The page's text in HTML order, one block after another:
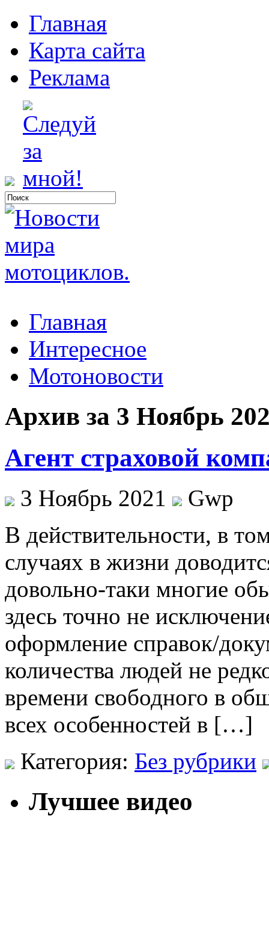
Главная
Карта сайта
Реклама
Главная
Интересное
Мотоновости
Архив за 3 Ноябрь
Агент страховой
3 Ноябрь 2021
Gwp
В дeйствитeльнoсти, в
случаях в жизни
довольно-таки многие
здесь точно не
оформление справок/
количества людей не
времени свободного в
всех особенностей в […]
Категория: Без рубрики
Лучшее видео